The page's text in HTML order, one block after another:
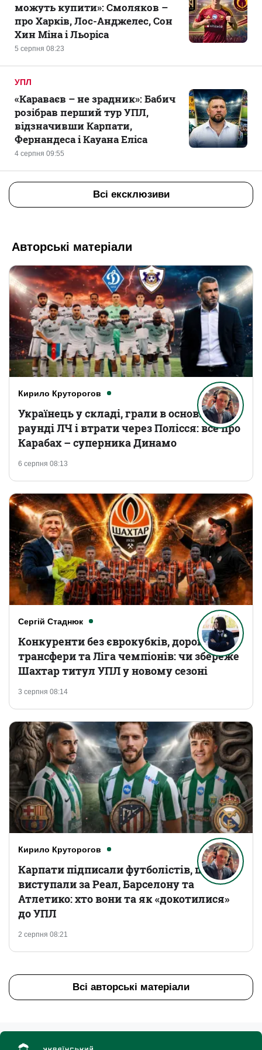
5 серпня 08:23
можуть купити»: Смоляков –
про Харків, Лос-Анджелес, Сон
Хин Міна і Льоріса
УПЛ
4 серпня 09:55
«Караваєв – не зрадник»: Бабич
розібрав перший тур УПЛ,
відзначивши Карпати,
Фернандеса і Кауана Еліса
Всі ексклюзиви
Авторські матеріали
Кирило Круторогов
6 серпня 08:13
Українець у складі, грали в основному
раунді ЛЧ і втрати через Полісся: все про
Карабах – суперника Динамо
Сергій Стаднюк
3 серпня 08:14
Конкуренти без єврокубків, дорогі
трансфери та Ліга чемпіонів: чи збереже
Шахтар титул УПЛ у новому сезоні
Кирило Круторогов
2 серпня 08:21
Карпати підписали футболістів, що
виступали за Реал, Барселону та
Атлетико: хто вони та як «докотилися»
до УПЛ
Всі авторські матеріали